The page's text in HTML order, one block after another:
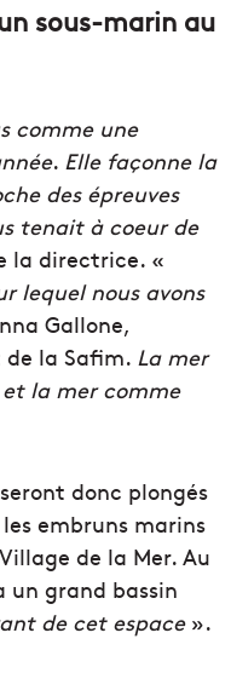
sous-marin au
comme une
. Elle façonne la
des épreuves
tenait à coeur de
la directrice. «
lequel nous avons
Gallone,
la Safim. La mer
la mer comme
donc plongés
embruns marins
de la Mer. Au
un grand bassin
de cet espace».